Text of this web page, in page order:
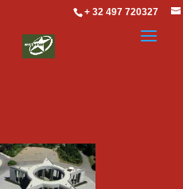
+ 32 497 720327